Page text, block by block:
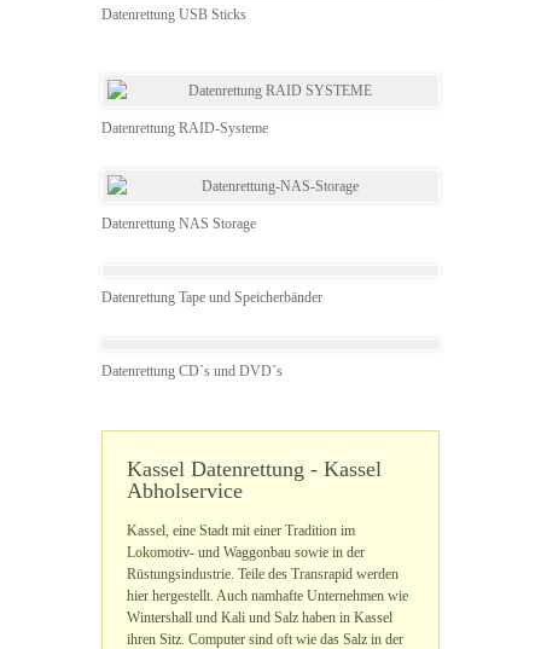
Datenrettung USB Sticks
Datenrettung RAID-Systeme
Datenrettung NAS Storage
Datenrettung Tape und Speicherbänder
Datenrettung CD´s und DVD´s
Kassel Datenrettung - Kassel
Abholservice
Kassel, eine Stadt mit einer Tradition im
Lokomotiv- und Waggonbau sowie in der
Rüstungsindustrie. Teile des Transrapid werden
hier hergestellt. Auch namhafte Unternehmen wie
Wintershall und Kali und Salz haben in Kassel
ihren Sitz. Computer sind oft wie das Salz in der